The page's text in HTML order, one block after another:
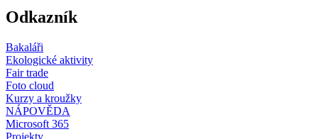
Odkazník
Bakaláři
Ekologické aktivity
Fair trade
Foto cloud
Kurzy a kroužky
NÁPOVĚDA
Microsoft 365